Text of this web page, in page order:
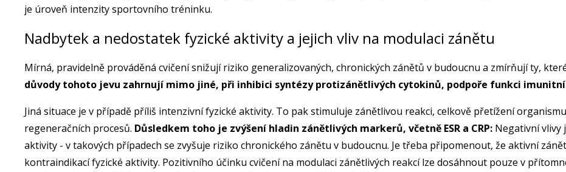
je úroveň intenzity sportovního tréninku.
Nadbytek a nedostatek fyzické aktivity a jejich vliv na modulaci zánětu
Mírná, pravidelně prováděná cvičení snižují riziko generalizovaných, chronických zánětů v budoucnu a zmírňují ty,
důvody tohoto jevu zahrnují mimo jiné, při inhibici syntézy protizánětlivých cytokinů, podpoře funkci
Jiná situace je v případě příliš intenzivní fyzické aktivity. To pak stimuluje zánětlivou reakci, celkově přetížení
regeneračních procesů. Důsledkem toho je zvýšení hladin zánětlivých markerů, včetně ESR a CRP: Negativní vlivy
aktivity - v takových případech se zvyšuje riziko chronického zánětu v budoucnu. Je třeba připomenout, že aktivní
kontraindikací fyzické aktivity. Pozitivního účinku cvičení na modulaci zánětlivých reakcí lze dosáhnout pouze v